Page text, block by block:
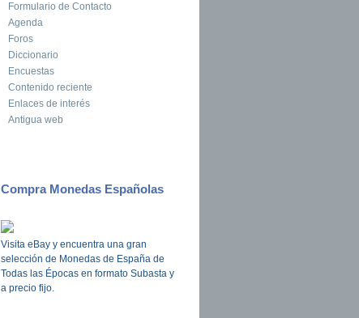
Formulario de Contacto
Agenda
Foros
Diccionario
Encuestas
Contenido reciente
Enlaces de interés
Antigua web
Compra Monedas Españolas
Visita eBay y encuentra una gran
selección de Monedas de España de
Todas las Épocas en formato Subasta y
a precio fijo.